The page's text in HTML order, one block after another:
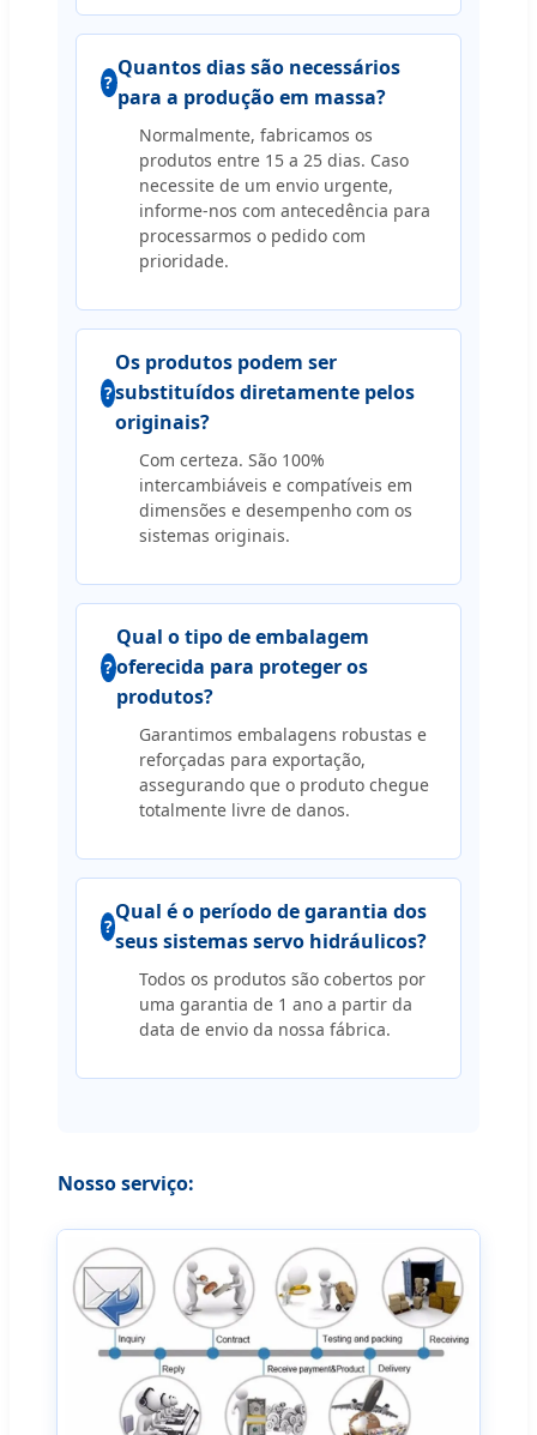
Quantos dias são necessários
para a produção em massa?
Normalmente, fabricamos os
produtos entre 15 a 25 dias. Caso
necessite de um envio urgente,
informe-nos com antecedência para
processarmos o pedido com
prioridade.
Os produtos podem ser
substituídos diretamente pelos
originais?
Com certeza. São 100%
intercambiáveis e compatíveis em
dimensões e desempenho com os
sistemas originais.
Qual o tipo de embalagem
oferecida para proteger os
produtos?
Garantimos embalagens robustas e
reforçadas para exportação,
assegurando que o produto chegue
totalmente livre de danos.
Qual é o período de garantia dos
seus sistemas servo hidráulicos?
Todos os produtos são cobertos por
uma garantia de 1 ano a partir da
data de envio da nossa fábrica.
Nosso serviço: